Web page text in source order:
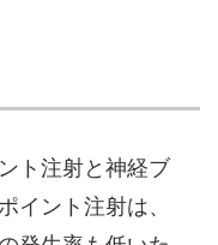
ト注射と神経ブ
イント注射は、